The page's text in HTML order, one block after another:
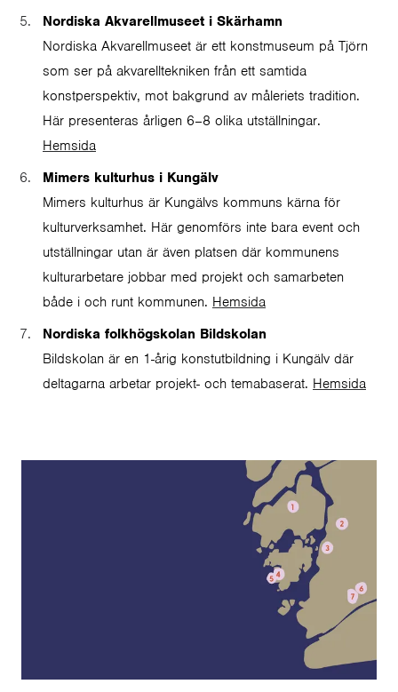
Nordiska Akvarellmuseet i Skärhamn
Nordiska Akvarellmuseet är ett konstmuseum på Tjörn
som ser på akvarelltekniken från ett samtida
konstperspektiv, mot bakgrund av måleriets tradition.
Här presenteras årligen 6–8 olika utställningar.
Hemsida
Mimers kulturhus i Kungälv
Mimers kulturhus är Kungälvs kommuns kärna för
kulturverksamhet. Här genomförs inte bara event och
utställningar utan är även platsen där kommunens
kulturarbetare jobbar med projekt och samarbeten
både i och runt kommunen. Hemsida
Nordiska folkhögskolan Bildskolan
Bildskolan är en 1-årig konstutbildning i Kungälv där
deltagarna arbetar projekt- och temabaserat. Hemsida